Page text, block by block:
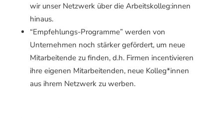
wir unser Netzwerk über die Arbeitskolleg:innen
hinaus.
“Empfehlungs-Programme” werden von
Unternehmen noch stärker gefördert, um neue
Mitarbeitende zu finden, d.h. Firmen incentivieren
ihre eigenen Mitarbeitenden, neue Kolleg*innen
aus ihrem Netzwerk zu werben.